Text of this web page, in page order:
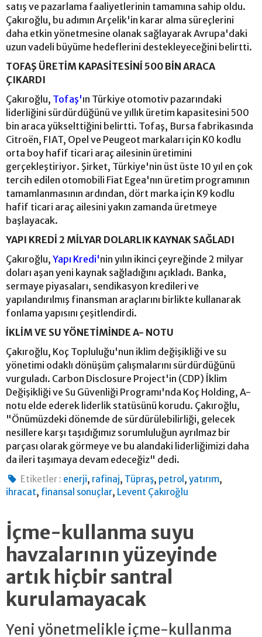
satış ve pazarlama faaliyetlerinin tamamına sahip oldu.
Çakıroğlu, bu adımın Arçelik'in karar alma süreçlerini
daha etkin yönetmesine olanak sağlayarak Avrupa'daki
uzun vadeli büyüme hedeflerini destekleyeceğini belirtti.
TOFAŞ ÜRETİM KAPASİTESİNİ 500 BİN ARACA
ÇIKARDI
Çakıroğlu, Tofaş'ın Türkiye otomotiv pazarındaki
liderliğini sürdürdüğünü ve yıllık üretim kapasitesini 500
bin araca yükselttiğini belirtti. Tofaş, Bursa fabrikasında
Citroën, FIAT, Opel ve Peugeot markaları için K0 kodlu
orta boy hafif ticari araç ailesinin üretimini
gerçekleştiriyor. Şirket, Türkiye'nin üst üste 10 yıl en çok
tercih edilen otomobili Fiat Egea'nın üretim programının
tamamlanmasının ardından, dört marka için K9 kodlu
hafif ticari araç ailesini yakın zamanda üretmeye
başlayacak.
YAPI KREDİ 2 MİLYAR DOLARLIK KAYNAK SAĞLADI
Çakıroğlu, Yapı Kredi'nin yılın ikinci çeyreğinde 2 milyar
doları aşan yeni kaynak sağladığını açıkladı. Banka,
sermaye piyasaları, sendikasyon kredileri ve
yapılandırılmış finansman araçlarını birlikte kullanarak
fonlama yapısını çeşitlendirdi.
İKLİM VE SU YÖNETİMİNDE A- NOTU
Çakıroğlu, Koç Topluluğu'nun iklim değişikliği ve su
yönetimi odaklı dönüşüm çalışmalarını sürdürdüğünü
vurguladı. Carbon Disclosure Project'in (CDP) İklim
Değişikliği ve Su Güvenliği Programı'nda Koç Holding, A-
notu elde ederek liderlik statüsünü korudu. Çakıroğlu,
"Önümüzdeki dönemde de sürdürülebilirliği, gelecek
nesillere karşı taşıdığımız sorumluluğun ayrılmaz bir
parçası olarak görmeye ve bu alandaki liderliğimizi daha
da ileri taşımaya devam edeceğiz" dedi.
Etiketler : enerji, rafinaj, Tüpraş, petrol ,yatırım,
ihracat, finansal sonuçlar, Levent Çakıroğlu
İçme-kullanma suyu
havzalarının yüzeyinde
artık hiçbir santral
kurulamayacak
Yeni yönetmelikle içme-kullanma